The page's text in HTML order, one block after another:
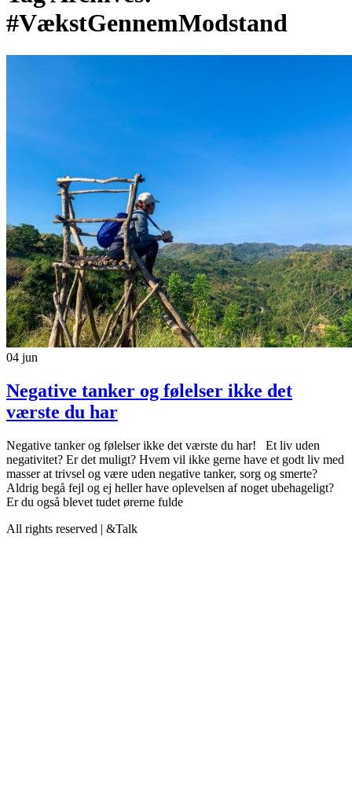
#VækstGennemModstand
04 jun
Negative tanker og følelser ikke det
værste du har
Negative tanker og følelser ikke det værste du har! Et liv uden
negativitet? Er det muligt? Hvem vil ikke gerne have et godt liv med
masser at trivsel og være uden negative tanker, sorg og smerte?
Aldrig begå fejl og ej heller have oplevelsen af noget ubehageligt?
Er du også blevet tudet ørerne fulde
All rights reserved | &Talk